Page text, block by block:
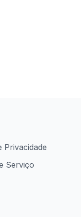
Privacidade
Serviço